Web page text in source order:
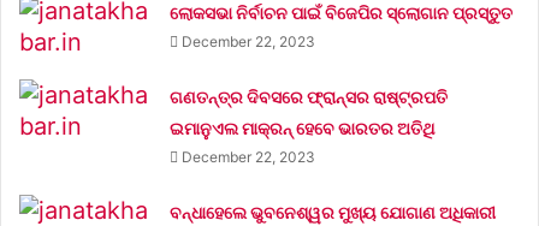
ଲୋକସଭା ନିର୍ବାଚନ ପାଇଁ ବିଜେପିର ସ୍ଲୋଗାନ ପ୍ରସ୍ତୁତ
December 22, 2023
ଗଣତନ୍ତ୍ର ଦିବସରେ ଫ୍ରାନ୍ସର ରାଷ୍ଟ୍ରପତି
ଇମାନୁଏଲ ମାକ୍ରନ୍‌ ହେବେ ଭାରତର ଅତିଥି
December 22, 2023
ବନ୍ଧାହେଲେ ଭୁବନେଶ୍ୱର ମୁଖ୍ୟ ଯୋଗାଣ ଅଧିକାରୀ